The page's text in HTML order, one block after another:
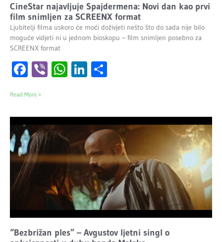
CineStar najavljuje Spajdermena: Novi dan kao prvi
film snimljen za SCREENX format
Ljubitelji filma uskoro će moći doživjeti nešto što do sada nije bilo
moguće vidjeti ni u jednom bioskopu – film snimljen posebno za
SCREENX format
Facebook
ViberWhatsApp
LinkedIn
Read More »
“Bezbrižan ples” – Avgustov ljetni singl o